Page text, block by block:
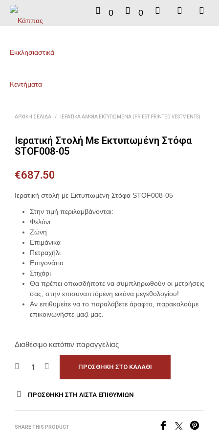
0 0
ΑΡΧΙΚΉ ΣΕΛΊΔΑ / ΙΕΡΑΤΙΚΆ ΆΜΦΙΑ ΕΚΤΥΠΩΜΈΝΑ (PRIEST PRINTED VESTMENTS)
Ιερατική Στολή Με Εκτυπωμένη Στόφα
STOF008-05
€687.50
Ιερατική στολή με Εκτυπωμένη Στόφα STOF008-05
Στην τιμή περιλαμβάνονται:
Φελόνι
Ζώνη
Επιμάνικα
Πετραχήλι
Επιγονάτιο
Στιχάρι
Θα πρέπει οπωσδήποτε να συμπληρωθούν οι μετρήσεις
σας, στην επισυναπτόμενη εικόνα μεγεθολογίου!
Αν επιθυμείτε να το παραλάβετε άραφτο, παρακαλούμε
επικοινωνήστε μαζί μας.
Διαθέσιμο κατόπιν παραγγελίας
ΠΡΟΣΘΉΚΗ ΣΤΟ ΚΑΛΆΘΙ
ΠΡΟΣΘΉΚΗ ΣΤΗ ΛΊΣΤΑ ΕΠΙΘΥΜΙΏΝ
SHARE THIS PRODUCT